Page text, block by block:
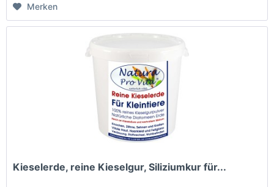
Merken
Kieselerde, reine Kieselgur, Siliziumkur für...